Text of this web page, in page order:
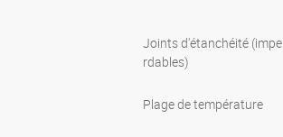
Joints d'étanchéité (impe
rdables)
Plage de température